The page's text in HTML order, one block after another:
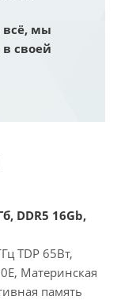
всё, мы
своей
DDR5 16Gb,
TDP 65Вт,
Материнская
память